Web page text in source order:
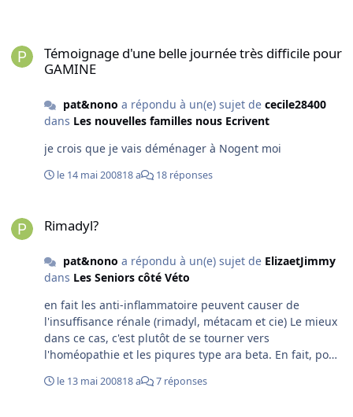
Témoignage d'une belle journée très difficile pour
GAMINE
pat&nono a répondu à un(e) sujet de cecile28400
dans Les nouvelles familles nous Ecrivent
je crois que je vais déménager à Nogent moi
le 14 mai 200818 a 18 réponses
Rimadyl?
pat&nono a répondu à un(e) sujet de ElizaetJimmy
dans Les Seniors côté Véto
en fait les anti-inflammatoire peuvent causer de
l'insuffisance rénale (rimadyl, métacam et cie) Le mieux
dans ce cas, c'est plutôt de se tourner vers
l'homéopathie et les piqures type ara beta. En fait, pour
faire une analyse d'urée avant la prise d'anti-
le 13 mai 200818 a 7 réponses